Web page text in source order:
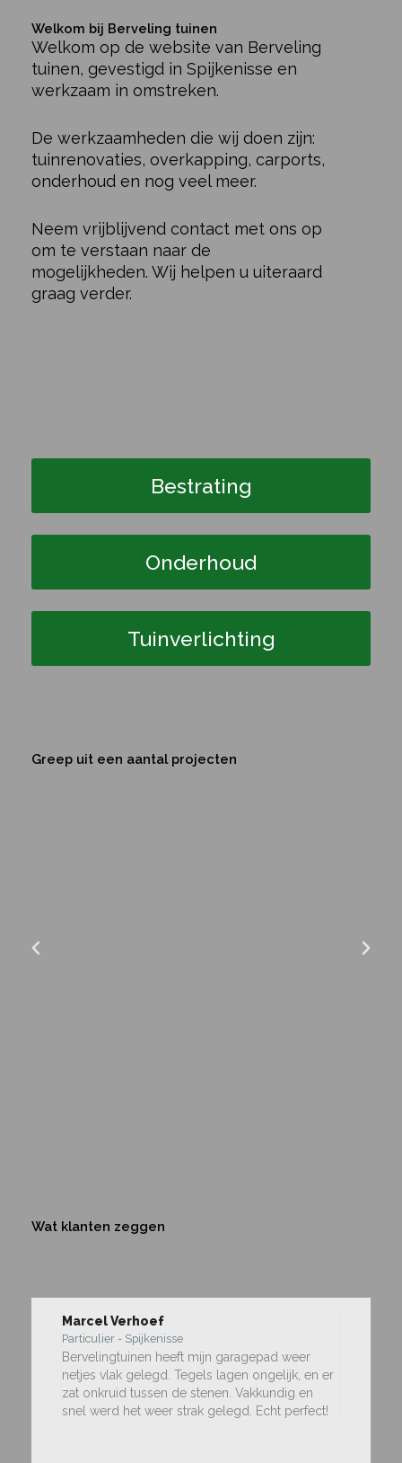
Welkom bij Berveling tuinen
Welkom op de website van Berveling
tuinen, gevestigd in Spijkenisse en
werkzaam in omstreken.
De werkzaamheden die wij doen zijn:
tuinrenovaties, overkapping, carports,
onderhoud en nog veel meer.
Neem vrijblijvend contact met ons op
om te verstaan naar de
mogelijkheden. Wij helpen u uiteraard
graag verder.
Bestrating
Onderhoud
Tuinverlichting
Greep uit een aantal projecten
Wat klanten zeggen
Marcel Verhoef
Particulier - Spijkenisse
Bervelingtuinen heeft mijn garagepad weer
netjes vlak gelegd. Tegels lagen ongelijk, en er
zat onkruid tussen de stenen. Vakkundig en
snel werd het weer strak gelegd. Echt perfect!